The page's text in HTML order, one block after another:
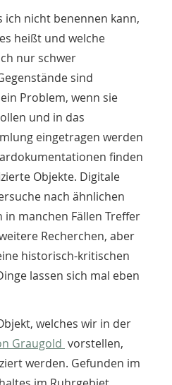
ich nicht benennen kann,
heißt und welche
nur schwer
sind
Problem, wenn sie
und in das
eingetragen werden
finden
Objekte. Digitale
nach ähnlichen
manchen Fällen Treffer
Recherchen, aber
historisch-kritischen
lassen sich mal eben
welches wir in der
Graugold vorstellen,
werden. Gefunden im